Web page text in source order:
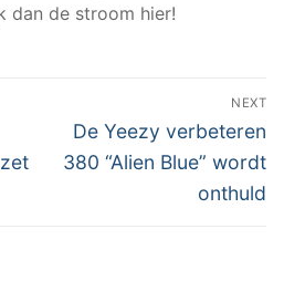
dan de stroom hier!
NEXT
Next
post:
De Yeezy verbeteren
380 “Alien Blue” wordt
onthuld